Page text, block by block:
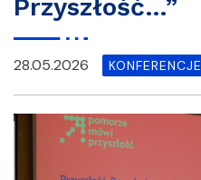
Przyszłość…”
28.05.2026 KONFERENCJE